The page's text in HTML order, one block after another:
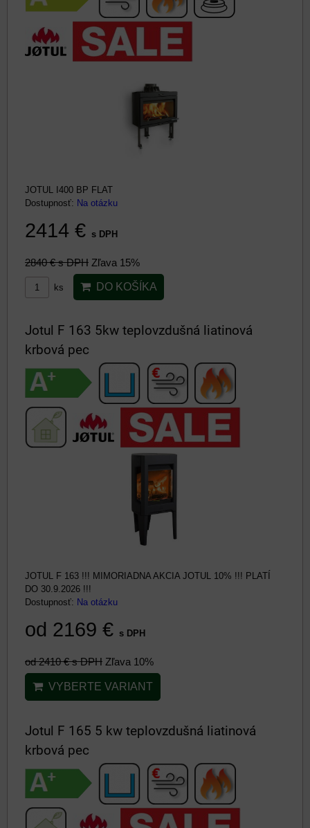
JOTUL I400 BP FLAT
Dostupnosť: Na otázku
2414 € s DPH
2840 €s DPH Zľava 15%
ks DO KOŠÍKA
Jotul F 163 5kw teplovzdušná liatinová
krbová pec
JOTUL F 163 !!! MIMORIADNA AKCIA JOTUL 10% !!! PLATÍ
DO 30.9.2026 !!!
Dostupnosť: Na otázku
od 2169 € s DPH
od 2410 €s DPH Zľava 10%
VYBERTE VARIANT
Jotul F 165 5 kw teplovzdušná liatinová
krbová pec